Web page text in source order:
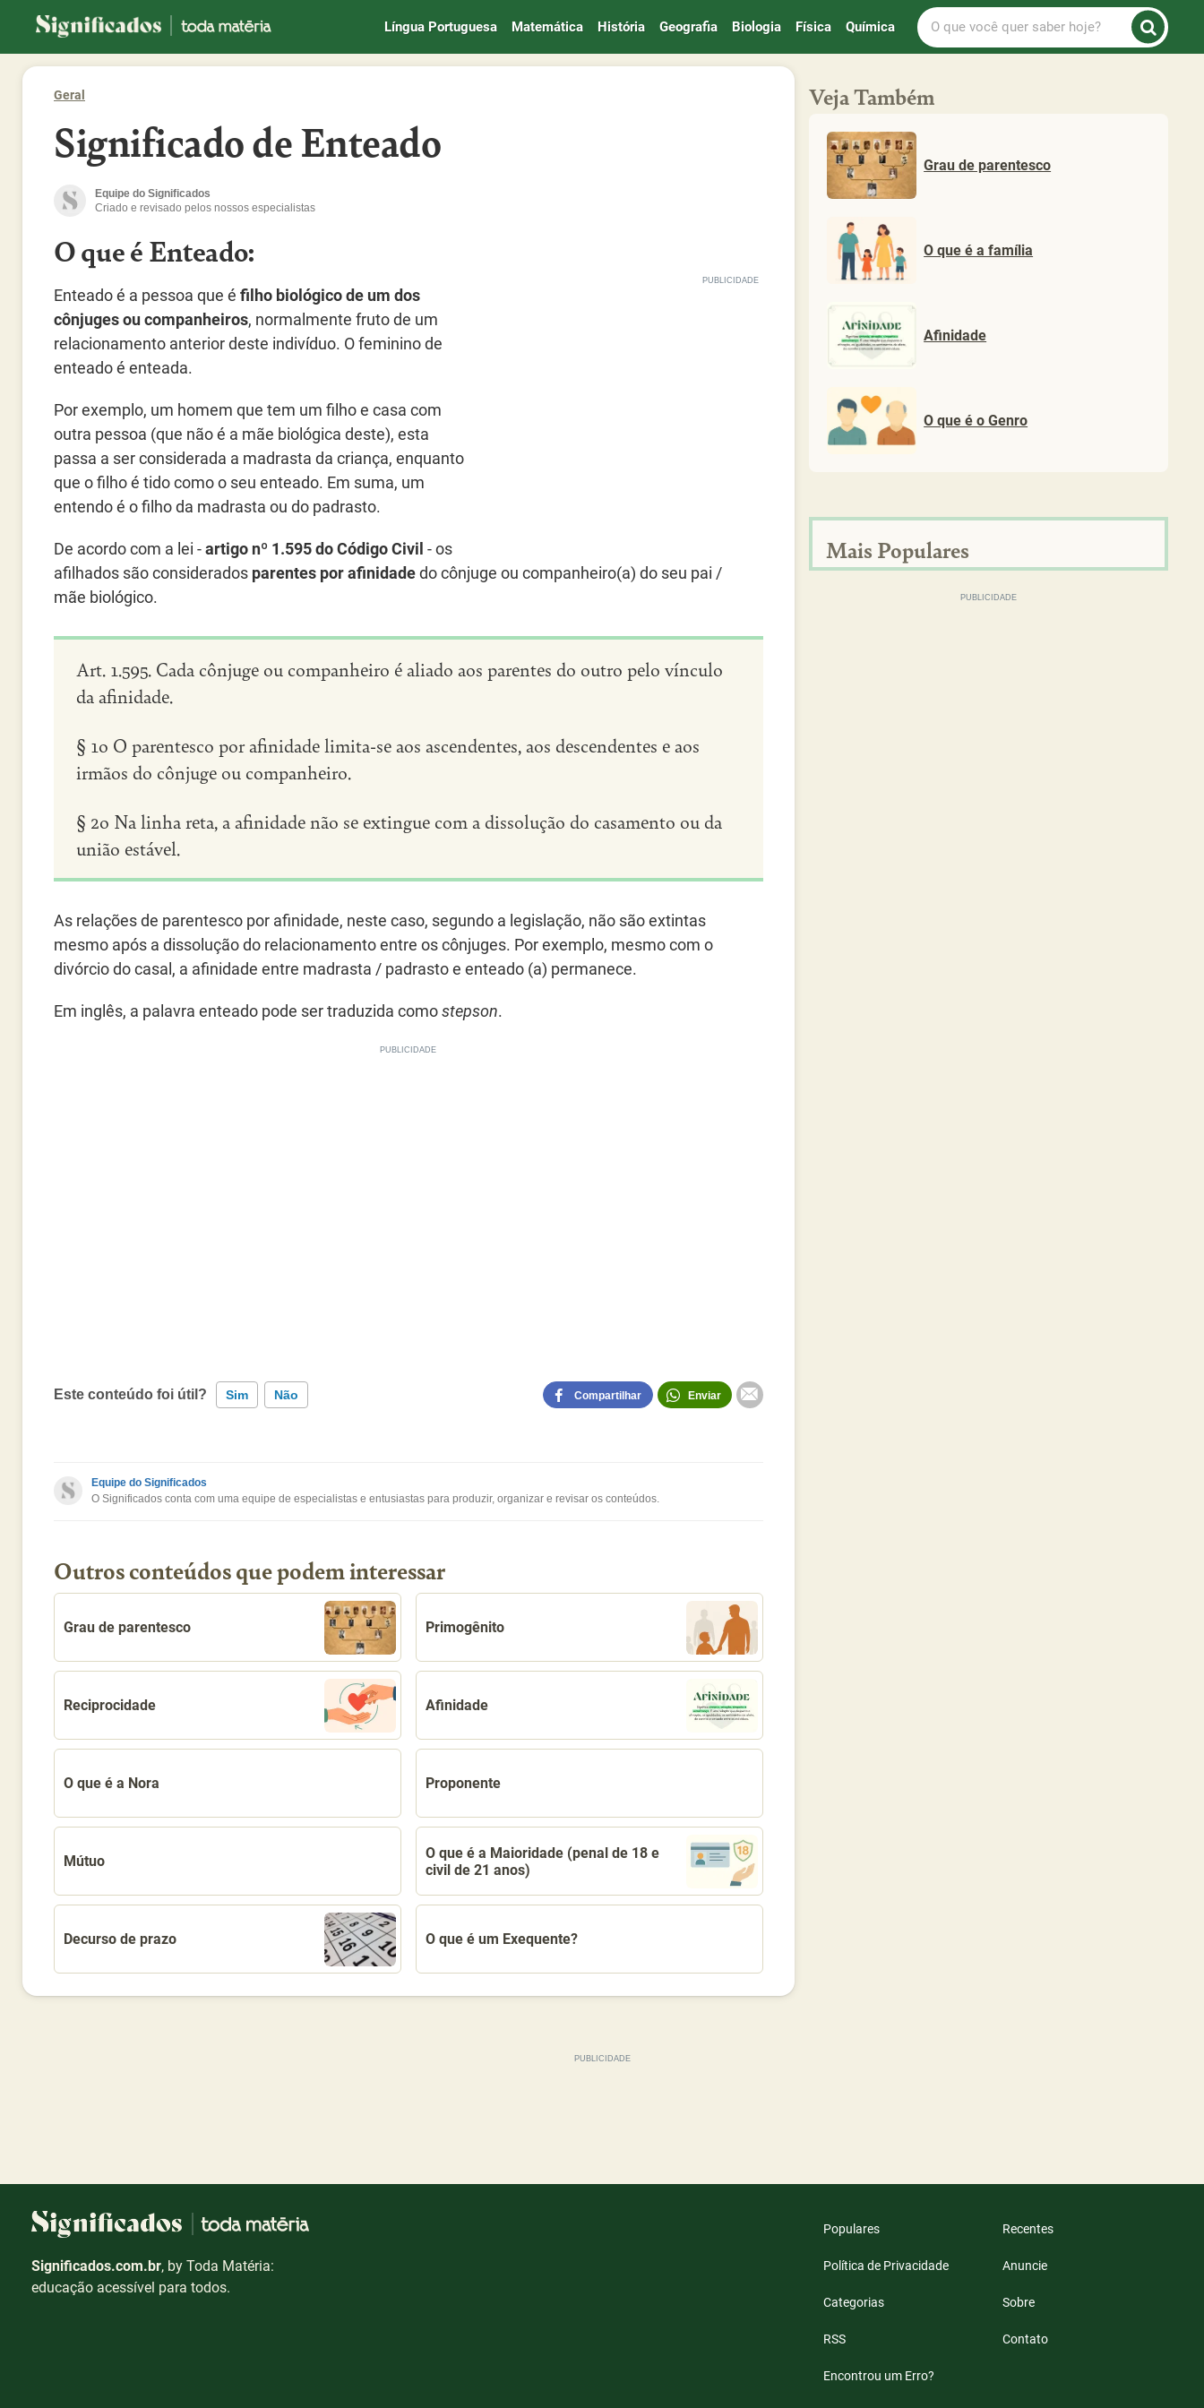
Significados
Língua Portuguesa Matemática História Geografia Biologia Física Química
O
que
você
saber
Geral
Significado de Enteado
Equipe do Significados
Criado e revisado pelos nossos especialistas
O que é Enteado:
Enteado é a pessoa que é filho biológico de um dos
cônjuges ou companheiros, normalmente fruto de um
relacionamento anterior deste indivíduo. O feminino de
enteado é enteada.
Por exemplo, um homem que tem um filho e casa com
outra pessoa (que não é a mãe biológica deste), esta
passa a ser considerada a madrasta da criança, enquanto
que o filho é tido como o seu enteado. Em suma, um
entendo é o filho da madrasta ou do padrasto.
De acordo com a lei -artigo nº 1.595 do Código Civil - os
afilhados são considerados parentes por afinidadedo cônjuge ou companheiro(a) do seu pai /
mãe biológico.
Art. 1.595. Cada cônjuge ou companheiro é aliado aos parentes do outro pelo vínculo
da afinidade.
§ 1o O parentesco por afinidade limita-se aos ascendentes, aos descendentes e aos
irmãos do cônjuge ou companheiro.
§ 2o Na linha reta, a afinidade não se extingue com a dissolução do casamento ou da
união estável.
As relações de parentesco por afinidade, neste caso, segundo a legislação, não são extintas
mesmo após a dissolução do relacionamento entre os cônjuges. Por exemplo, mesmo com o
divórcio do casal, a afinidade entre madrasta / padrasto e enteado (a) permanece.
Em inglês, a palavra enteado pode ser traduzida comostepson.
Este conteúdo foi útil? Sim Não
Este conteúdo não tem a informação que procuro
Compartilhar Enviar
Equipe do Significados
O Significados conta com uma equipe de especialistas e entusiastas para produzir, organizar e revisar os conteúdos.
Outros conteúdos que podem interessar
Grau de parentesco Primogênito
Reciprocidade Afinidade
O que é a Nora Proponente
Mútuo
O que é a Maioridade (penal de 18 e
civil de 21 anos)
Decurso de prazo O que é um Exequente?
Veja Também
Grau de parentesco
O que é a família
Afinidade
O que é o Genro
Mais Populares
Significados.com.br, by Toda Matéria:
educação acessível para todos.
Populares Recentes
Política de Privacidade Anuncie
Categorias Sobre
RSS Contato
Encontrou um Erro?